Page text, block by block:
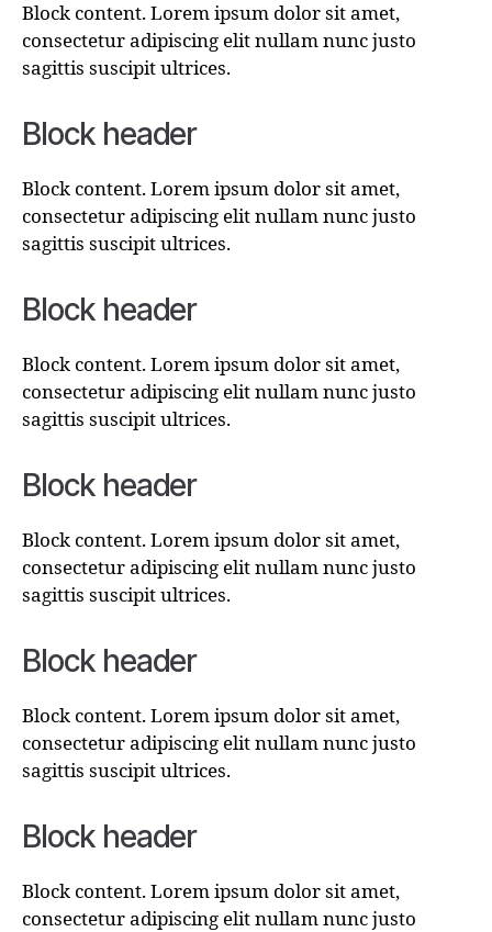
Block content. Lorem ipsum dolor sit amet,
consectetur adipiscing elit nullam nunc justo
sagittis suscipit ultrices.
Block header
Block content. Lorem ipsum dolor sit amet,
consectetur adipiscing elit nullam nunc justo
sagittis suscipit ultrices.
Block header
Block content. Lorem ipsum dolor sit amet,
consectetur adipiscing elit nullam nunc justo
sagittis suscipit ultrices.
Block header
Block content. Lorem ipsum dolor sit amet,
consectetur adipiscing elit nullam nunc justo
sagittis suscipit ultrices.
Block header
Block content. Lorem ipsum dolor sit amet,
consectetur adipiscing elit nullam nunc justo
sagittis suscipit ultrices.
Block header
Block content. Lorem ipsum dolor sit amet,
consectetur adipiscing elit nullam nunc justo